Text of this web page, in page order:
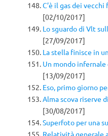
C’è il gas dei
[02/10/2017]
Lo sguardo di Vlt
[27/09/2017]
La stella finisce in
Un mondo
[13/09/2017]
Eso, primo giorno
Alma scova riserve
[30/08/2017]
Superfoto per una
Relatività generale